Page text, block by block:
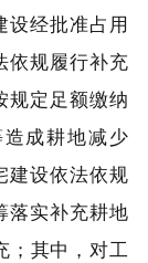
设经批准占用
依规履行补充
规定足额缴纳
成耕地减少
建设依法依规
落实补充耕地
；其中，对工